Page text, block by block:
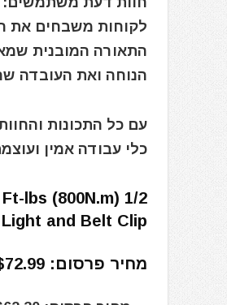
לקוחות משבחים את
התאורה המובנית
הנוחה ואת העובדה
עם כל התכונות
כלי עבודה אמין
lbs (800N.m)
and Belt Clip
מחיר פרסום: $72.99